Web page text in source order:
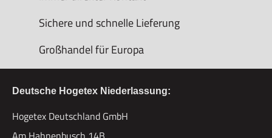
Sichere und schnelle Lieferung
Großhandel für Europa
Deutsche Hogetex Niederlassung:
Hogetex Deutschland GmbH